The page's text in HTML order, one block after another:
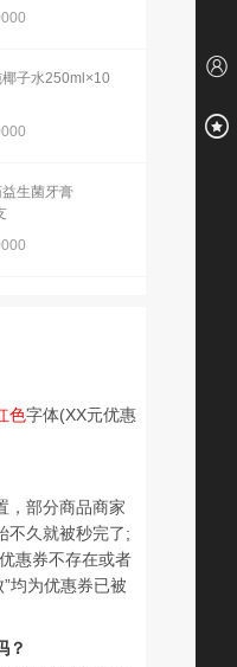
子水250ml×10
生菌牙膏
色字体(XX元优惠
，部分商品商家
不久就被秒完了;
惠券不存在或者
均为优惠券已被
？